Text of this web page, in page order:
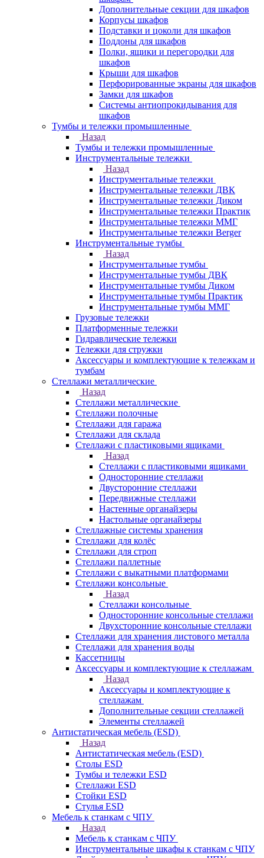
Дополнительные секции для шкафов
Корпусы шкафов
Подставки и цоколи для шкафов
Поддоны для шкафов
Полки, ящики и перегородки для
шкафов
Крыши для шкафов
Перфорированные экраны для шкафов
Замки для шкафов
Системы антиопрокидывания для
шкафов
Тумбы и тележки промышленные
Назад
Тумбы и тележки промышленные
Инструментальные тележки
Назад
Инструментальные тележки
Инструментальные тележки ДВК
Инструментальные тележки Диком
Инструментальные тележки Практик
Инструментальные тележки ММГ
Инструментальные тележки Berger
Инструментальные тумбы
Назад
Инструментальные тумбы
Инструментальные тумбы ДВК
Инструментальные тумбы Диком
Инструментальные тумбы Практик
Инструментальные тумбы ММГ
Грузовые тележки
Платформенные тележки
Гидравлические тележки
Тележки для стружки
Аксесcуары и комплектующие к тележкам и
тумбам
Стеллажи металлические
Назад
Стеллажи металлические
Стеллажи полочные
Стеллажи для гаража
Стеллажи для склада
Стеллажи с пластиковыми ящиками
Назад
Стеллажи с пластиковыми ящиками
Односторонние стеллажи
Двусторонние стеллажи
Передвижные стеллажи
Настенные органайзеры
Настольные органайзеры
Стеллажные системы хранения
Стеллажи для колёс
Стеллажи для строп
Стеллажи паллетные
Стеллажи с выкатными платформами
Стеллажи консольные
Назад
Стеллажи консольные
Односторонние консольные стеллажи
Двухсторонние консольные стеллажи
Стеллажи для хранения листового металла
Стеллажи для хранения воды
Кассетницы
Аксесcуары и комплектующие к стеллажам
Назад
Аксесcуары и комплектующие к
стеллажам
Дополнительные секции стеллажей
Элементы стеллажей
Антистатическая мебель (ESD)
Назад
Антистатическая мебель (ESD)
Столы ESD
Тумбы и тележки ESD
Стеллажи ESD
Стойки ESD
Стулья ESD
Мебель к станкам с ЧПУ
Назад
Мебель к станкам с ЧПУ
Инструментальные шкафы к станкам с ЧПУ